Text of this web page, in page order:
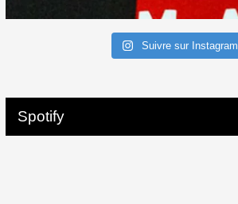
Suivre sur Instagram
Spotify